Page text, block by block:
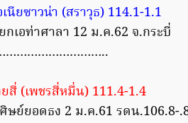
ยซาวน่า (สราวุธ) 114.1-1.1
เอท่าศาลา 12 ม.ค.62 จ.กระบี่
สี่ (เพชรสี่หมื่น) 111.4-1.4
ย์ยอดธง 2 ม.ค.61 รดน.106.8-